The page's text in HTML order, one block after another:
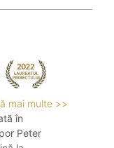
mai multe >>
în
Peter